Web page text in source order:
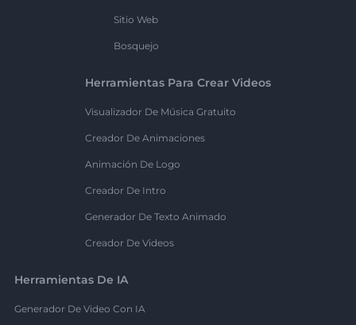
Sitio Web
Bosquejo
Herramientas Para Crear Videos
Visualizador De Música Gratuito
Creador De Animaciones
Animación De Logo
Creador De Intro
Generador De Texto Animado
Creador De Videos
Herramientas De IA
Generador De Video Con IA